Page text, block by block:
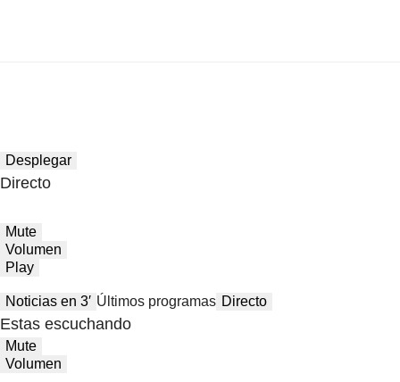
Desplegar
Directo
Mute
Volumen
Play
Noticias en 3′ Últimos programas Directo
Estas escuchando
Mute
Volumen